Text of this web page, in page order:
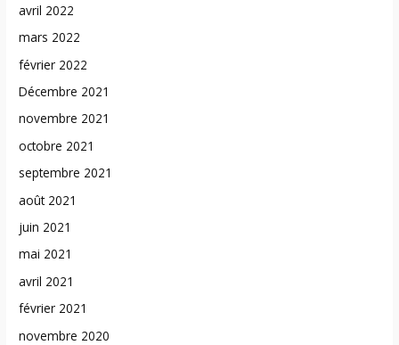
avril 2022
mars 2022
février 2022
Décembre 2021
novembre 2021
octobre 2021
septembre 2021
août 2021
juin 2021
mai 2021
avril 2021
février 2021
novembre 2020